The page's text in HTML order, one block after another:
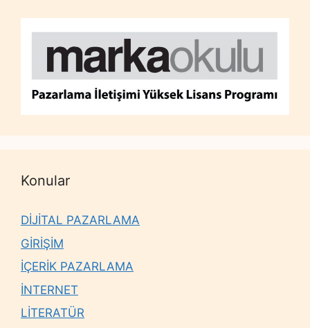
Konular
DİJİTAL PAZARLAMA
GİRİŞİM
İÇERİK PAZARLAMA
İNTERNET
LİTERATÜR